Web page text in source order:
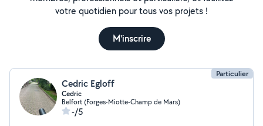
votre quotidien pour tous vos projets !
M'inscrire
Particulier
Cedric Egloff
Cedric
Belfort (Forges-Miotte-Champ de Mars)
-/5